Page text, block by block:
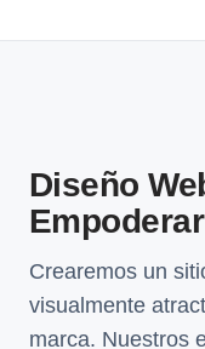
Diseño
Crearemos un
visualmente
marca. Nuestros